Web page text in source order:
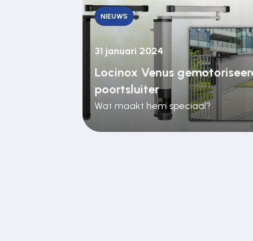
NIEUWS
31 januari 2024
Locinox Venus
poortsluiter
Wat maakt hem speciaal?